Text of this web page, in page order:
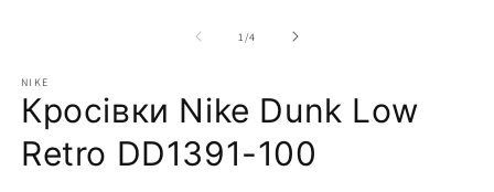
1 /з4
NIKE
Кросівки Nike Dunk Low
Retro DD1391-100